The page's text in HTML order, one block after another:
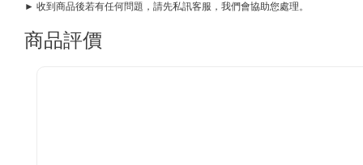
► 收到商品後若有任何問題，請先私訊客服，我們會協助您處理。
商品評價